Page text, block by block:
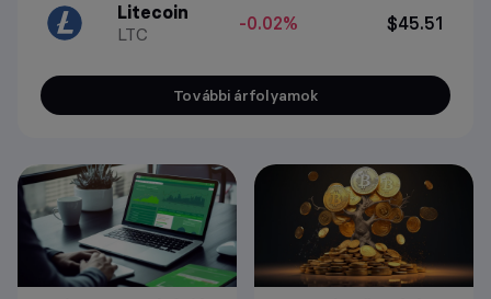
Litecoin
LTC
-0.02% $45.51
További árfolyamok